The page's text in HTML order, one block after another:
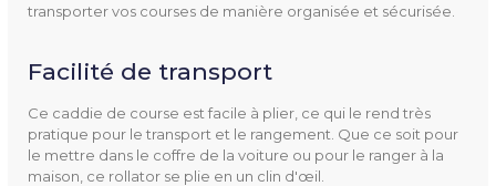
transporter vos courses de manière organisée et sécurisée.
Facilité de transport
Ce caddie de course est facile à plier, ce qui le rend très
pratique pour le transport et le rangement. Que ce soit pour
le mettre dans le coffre de la voiture ou pour le ranger à la
maison, ce rollator se plie en un clin d'œil.
Capacité Sac : 36 L